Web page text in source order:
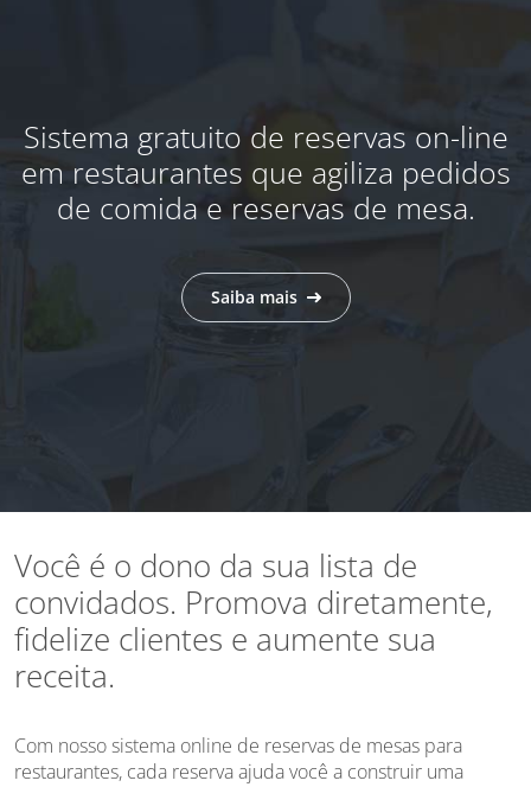
Sistema gratuito de reservas on-line
em restaurantes que agiliza pedidos
de comida e reservas de mesa.
Saiba mais
Você é o dono da sua lista de
convidados. Promova diretamente,
fidelize clientes e aumente sua
receita.
Com nosso sistema online de reservas de mesas para
restaurantes, cada reserva ajuda você a construir uma